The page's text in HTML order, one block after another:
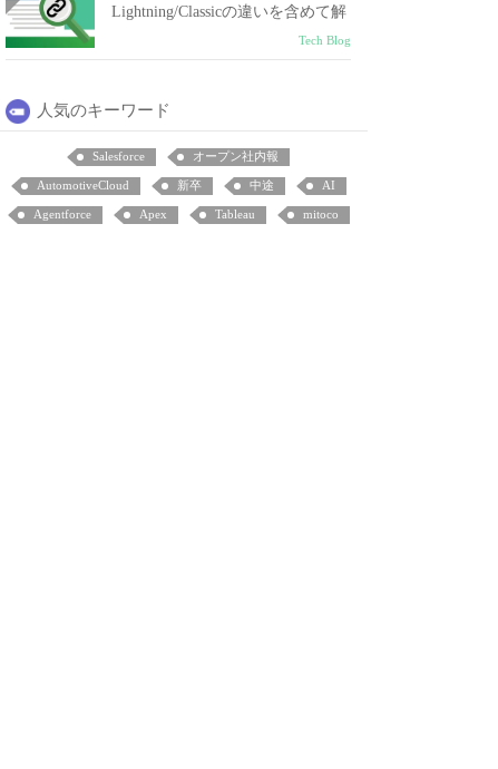
Lightning/Classicの違いを含めて解
Tech Blog
人気のキーワード
Salesforce オープン社内報
AutomotiveCloud 新卒 中途 AI
Agentforce Apex Tableau mitoco